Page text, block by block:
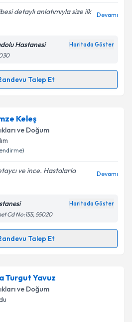
ve kişisel verilerimin belirtilen
kabul ediyorum.
Talebini Gönder
detaylı anlatımıyla size ilk
Devamı
Hastanesi Haritada Göster
Talep Et
Talebi
için randevu takvimi talebi
randevu almanız için bir
e-posta ile bilgilendireceğiz.
işlenmesine ilişkin
Aydınlatma
ve kişisel verilerimin belirtilen
kabul ediyorum.
Keleş
ve Doğum
ve ince. Hastalarla
Devamı
Haritada Göster
Cd No:155, 55020
Talep Et
Talebi
için randevu takvimi talebi
randevu almanız için bir
e-posta ile bilgilendireceğiz.
Turgut Yavuz
ve Doğum